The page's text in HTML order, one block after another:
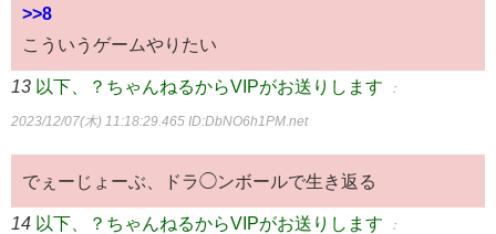
>>8
こういうゲームやりたい
13 以下、？ちゃんねるからVIPがお送りします ：
2023/12/07(木) 11:18:29.465 ID:DbNO6h1PM.net
でぇーじょーぶ、ドラ◯ンボールで生き返る
14 以下、？ちゃんねるからVIPがお送りします ：